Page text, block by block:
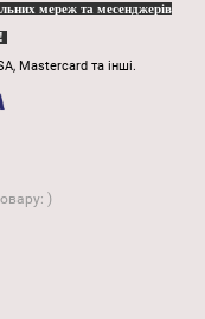
мереж та месенджерів
Mastercard та інші.
)